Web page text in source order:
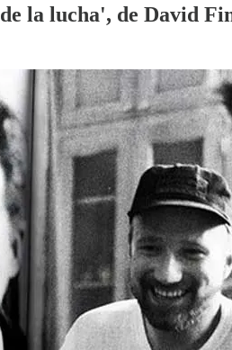
la lucha', de David